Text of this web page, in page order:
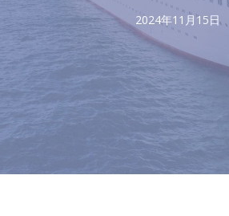
2024年11月15日